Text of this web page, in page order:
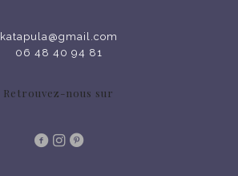
katapula@gmail.com
06 48 40 94 81
Retrouvez-nous sur